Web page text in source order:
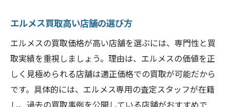
エルメス買取高い店舗の選び方
エルメスの買取価格が高い店舗を選ぶには、専門性と買
取実績を重視しましょう。理由は、エルメスの価値を正
しく見極められる店舗は適正価格での買取が可能だから
です。具体的には、エルメス専用の査定スタッフが在籍
し、過去の買取事例を公開している店舗がおすすめで